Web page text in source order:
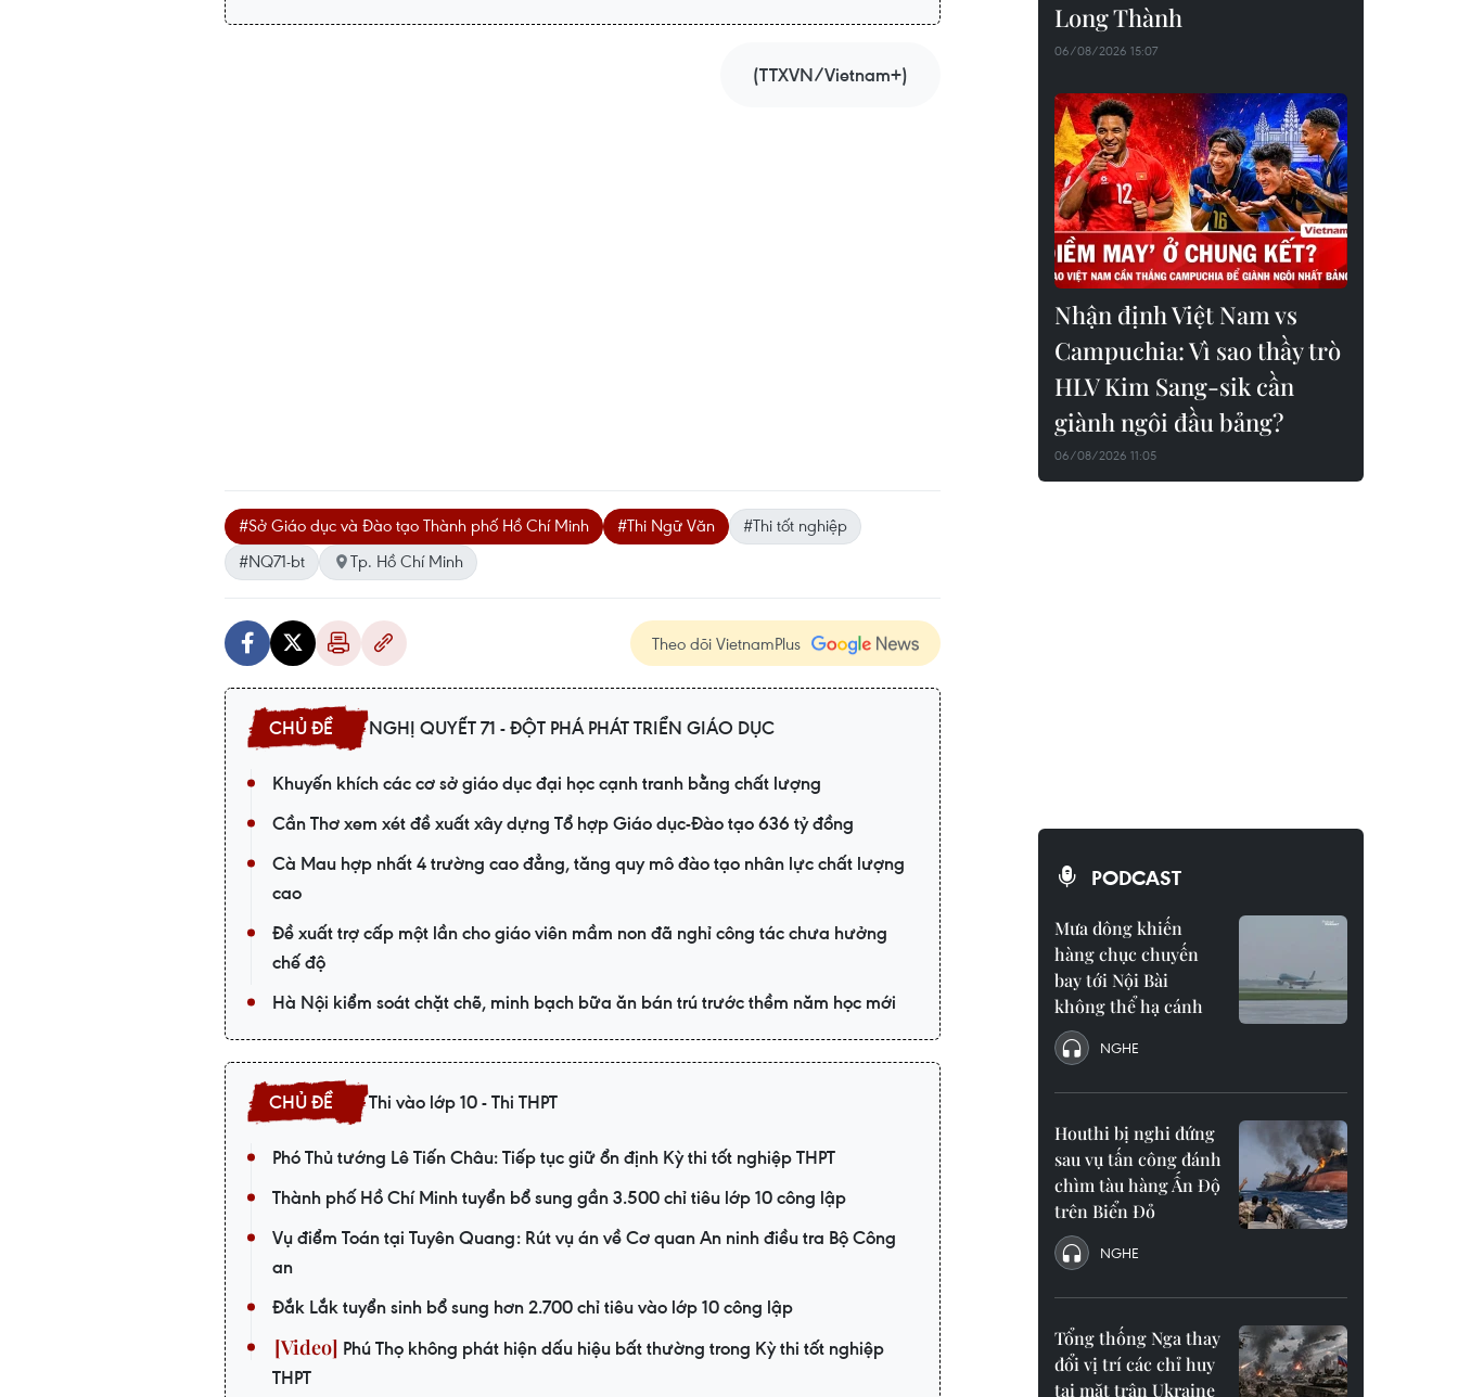
(TTXVN/Vietnam+)
#Sở Giáo dục và Đào tạo Thành phố Hồ Chí Minh #Thi Ngữ Văn
#Thi tốt nghiệp
#NQ71-bt
Tp. Hồ Chí Minh
Theo dõi VietnamPlus
NGHỊ QUYẾT 71 - ĐỘT PHÁ PHÁT TRIỂN GIÁO DỤC
Khuyến khích các cơ sở giáo dục đại học cạnh tranh bằng chất lượng
Cần Thơ xem xét đề xuất xây dựng Tổ hợp Giáo dục-Đào tạo 636 tỷ đồng
Cà Mau hợp nhất 4 trường cao đẳng, tăng quy mô đào tạo nhân lực chất lượng
cao
Đề xuất trợ cấp một lần cho giáo viên mầm non đã nghỉ công tác chưa hưởng
chế độ
Hà Nội kiểm soát chặt chẽ, minh bạch bữa ăn bán trú trước thềm năm học mới
Thi vào lớp 10 - Thi THPT
Phó Thủ tướng Lê Tiến Châu: Tiếp tục giữ ổn định Kỳ thi tốt nghiệp THPT
Thành phố Hồ Chí Minh tuyển bổ sung gần 3.500 chỉ tiêu lớp 10 công lập
Vụ điểm Toán tại Tuyên Quang: Rút vụ án về Cơ quan An ninh điều tra Bộ Công
an
Đắk Lắk tuyển sinh bổ sung hơn 2.700 chỉ tiêu vào lớp 10 công lập
Phú Thọ không phát hiện dấu hiệu bất thường trong Kỳ thi tốt nghiệp
THPT
Long Thành
06/08/2026 15:07
Nhận định Việt Nam vs
Campuchia: Vì sao thầy trò
HLV Kim Sang-sik cần
giành ngôi đầu bảng?
06/08/2026 11:05
PODCAST
Mưa dông khiến
hàng chục chuyến
bay tới Nội Bài
không thể hạ cánh
NGHE
Houthi bị nghi đứng
sau vụ tấn công đánh
chìm tàu hàng Ấn Độ
trên Biển Đỏ
NGHE
Tổng thống Nga thay
đổi vị trí các chỉ huy
tại mặt trận Ukraine